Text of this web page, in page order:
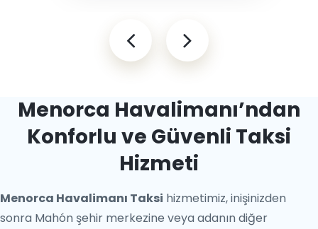
Menorca Havalimanı’ndan
Konforlu ve Güvenli Taksi
Hizmeti
Menorca Havalimanı Taksi hizmetimiz, inişinizden
sonra Mahón şehir merkezine veya adanın diğer